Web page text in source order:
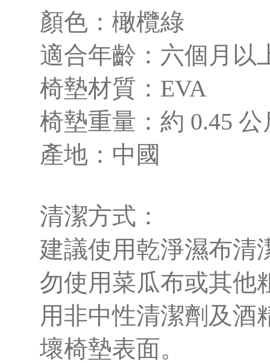
顏色：橄欖綠
適合年齡：六個月以
椅墊材質：EVA
椅墊重量：約 0.45 公
產地：中國
清潔方式：
建議使用乾淨濕布清
勿使用菜瓜布或其他
用非中性清潔劑及酒
壞椅墊表面。